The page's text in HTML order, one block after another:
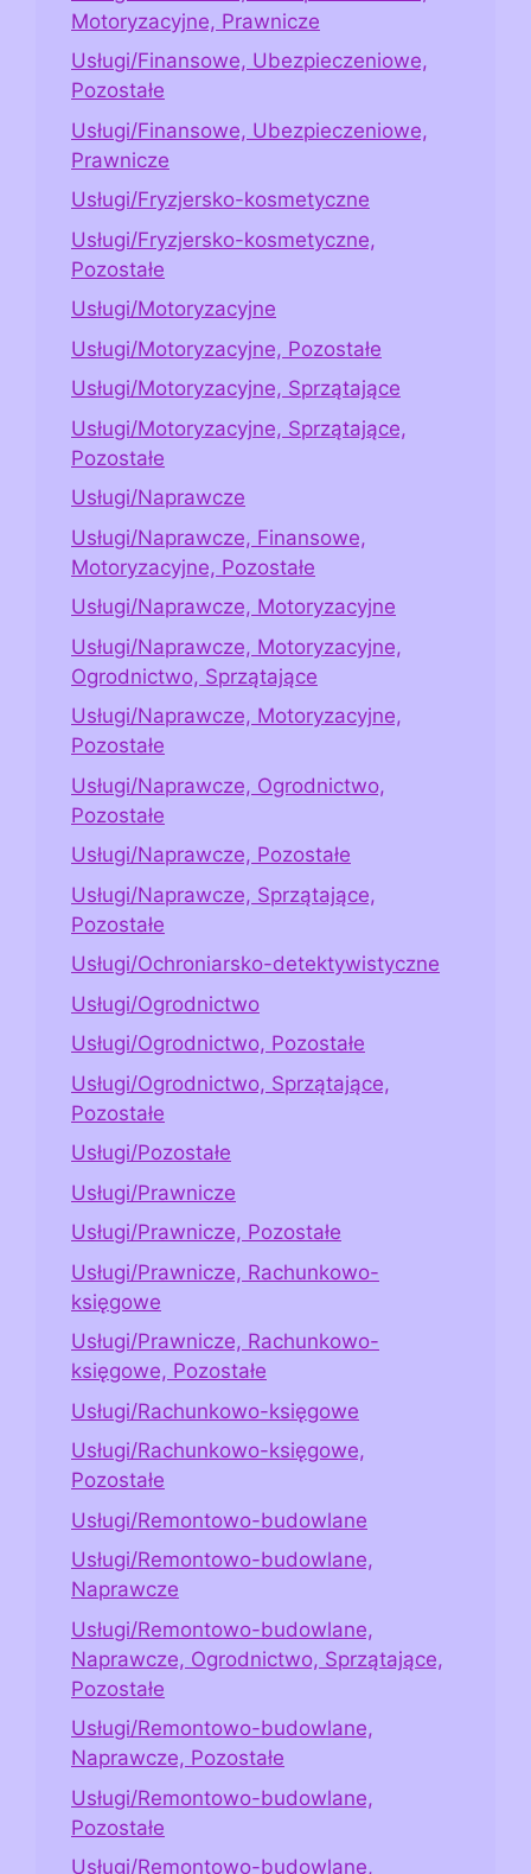
Motoryzacyjne, Prawnicze
Usługi/Finansowe, Ubezpieczeniowe,
Pozostałe
Usługi/Finansowe, Ubezpieczeniowe,
Prawnicze
Usługi/Fryzjersko-kosmetyczne
Usługi/Fryzjersko-kosmetyczne,
Pozostałe
Usługi/Motoryzacyjne
Usługi/Motoryzacyjne, Pozostałe
Usługi/Motoryzacyjne, Sprzątające
Usługi/Motoryzacyjne, Sprzątające,
Pozostałe
Usługi/Naprawcze
Usługi/Naprawcze, Finansowe,
Motoryzacyjne, Pozostałe
Usługi/Naprawcze, Motoryzacyjne
Usługi/Naprawcze, Motoryzacyjne,
Ogrodnictwo, Sprzątające
Usługi/Naprawcze, Motoryzacyjne,
Pozostałe
Usługi/Naprawcze, Ogrodnictwo,
Pozostałe
Usługi/Naprawcze, Pozostałe
Usługi/Naprawcze, Sprzątające,
Pozostałe
Usługi/Ochroniarsko-detektywistyczne
Usługi/Ogrodnictwo
Usługi/Ogrodnictwo, Pozostałe
Usługi/Ogrodnictwo, Sprzątające,
Pozostałe
Usługi/Pozostałe
Usługi/Prawnicze
Usługi/Prawnicze, Pozostałe
Usługi/Prawnicze, Rachunkowo-
księgowe
Usługi/Prawnicze, Rachunkowo-
księgowe, Pozostałe
Usługi/Rachunkowo-księgowe
Usługi/Rachunkowo-księgowe,
Pozostałe
Usługi/Remontowo-budowlane
Usługi/Remontowo-budowlane,
Naprawcze
Usługi/Remontowo-budowlane,
Naprawcze, Ogrodnictwo, Sprzątające,
Pozostałe
Usługi/Remontowo-budowlane,
Naprawcze, Pozostałe
Usługi/Remontowo-budowlane,
Pozostałe
Usługi/Remontowo-budowlane,